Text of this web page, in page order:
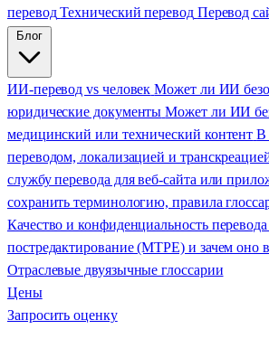
перевод Технический перевод Перевод
ИИ-перевод vs человек Может ли ИИ
юридические документы Может ли ИИ
медицинский или технический контент В
переводом, локализацией и
службу перевода для веб-сайта или
сохранить терминологию, правила
Качество и конфиденциальность перевода
постредактирование (MTPE) и зачем оно
Отраслевые двуязычные глоссарии
Цены
Запросить оценку